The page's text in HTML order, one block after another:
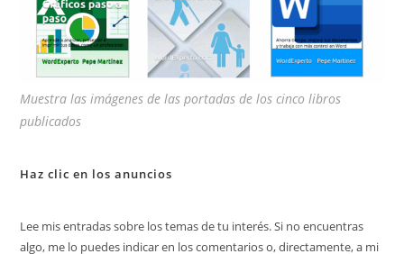
Muestra las imágenes de las portadas de los cinco libros
publicados
Haz clic en los anuncios
Lee mis entradas sobre los temas de tu interés. Si no encuentras
algo, me lo puedes indicar en los comentarios o, directamente, a mi